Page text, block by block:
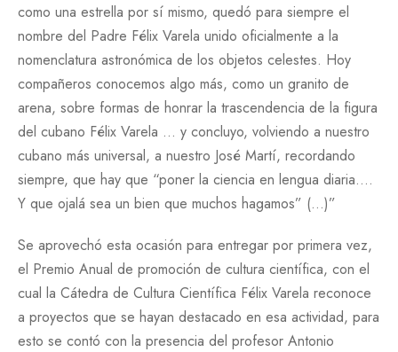
como una estrella por sí mismo, quedó para siempre el
nombre del Padre Félix Varela unido oficialmente a la
nomenclatura astronómica de los objetos celestes. Hoy
compañeros conocemos algo más, como un granito de
arena, sobre formas de honrar la trascendencia de la figura
del cubano Félix Varela … y concluyo, volviendo a nuestro
cubano más universal, a nuestro José Martí, recordando
siempre, que hay que “poner la ciencia en lengua diaria….
Y que ojalá sea un bien que muchos hagamos” (…)”
Se aprovechó esta ocasión para entregar por primera vez,
el Premio Anual de promoción de cultura científica, con el
cual la Cátedra de Cultura Científica Félix Varela reconoce
a proyectos que se hayan destacado en esa actividad, para
esto se contó con la presencia del profesor Antonio